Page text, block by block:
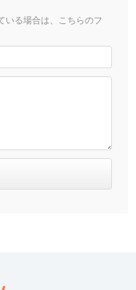
いる場合は、こちらのフ